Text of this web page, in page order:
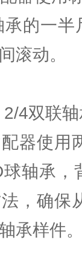
承的⼀
滚动。
双联轴
使⽤两
球轴承，
，确保
承样件。